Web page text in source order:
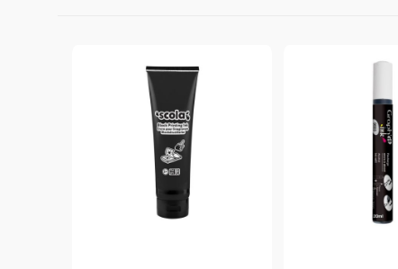
Пигментни Мастила
ЕКСКЛУЗИВНИ, АЛКОХОЛНИ и